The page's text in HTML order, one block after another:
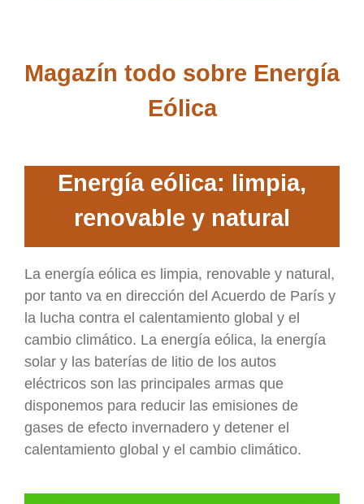
Magazín todo sobre Energía
Eólica
Energía eólica: limpia,
renovable y natural
La energía eólica es limpia, renovable y natural,
por tanto va en dirección del Acuerdo de París y
la lucha contra el calentamiento global y el
cambio climático. La energía eólica, la energía
solar y las baterías de litio de los autos
eléctricos son las principales armas que
disponemos para reducir las emisiones de
gases de efecto invernadero y detener el
calentamiento global y el cambio climático.